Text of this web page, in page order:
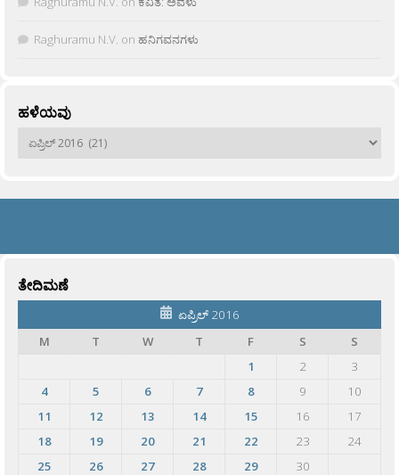
Raghuramu N.V. on ಹನಿಗವನಗಳು
ಹಳೆಯವು
ಹಳೆಯವು
ತೇದಿಮಣೆ
ಏಪ್ರಿಲ್ 2016
M
T W T F S
S
1
2
3
4
5 6 7 8 9
10
11
12 13 14 15 16
17
18
19 20 21 22 23
24
25
26 27 28 29
30